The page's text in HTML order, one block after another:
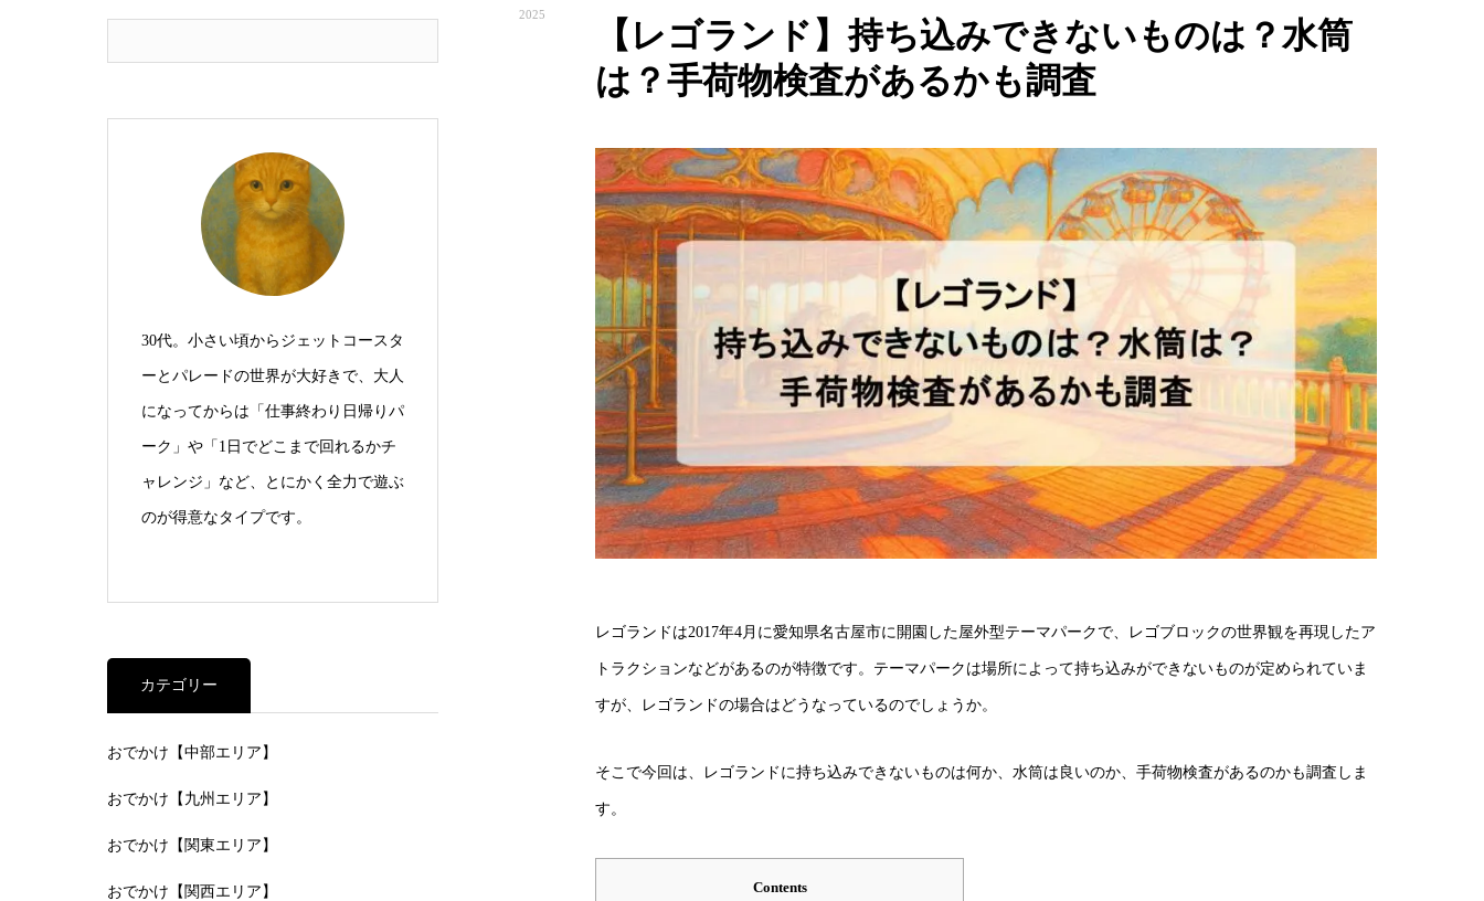
2025
【レゴランド】持ち込みできないものは？水筒
は？手荷物検査があるかも調査
レゴランドは2017年4月に愛知県名古屋市に開園した屋外型テーマパークで、レゴブロックの世界観を再現したア
トラクションなどがあるのが特徴です。テーマパークは場所によって持ち込みができないものが定められていま
すが、レゴランドの場合はどうなっているのでしょうか。
そこで今回は、レゴランドに持ち込みできないものは何か、水筒は良いのか、手荷物検査があるのかも調査しま
す。
Contents
30代。小さい頃からジェットコースタ
ーとパレードの世界が大好きで、大人
になってからは「仕事終わり日帰りパ
ーク」や「1日でどこまで回れるかチ
ャレンジ」など、とにかく全力で遊ぶ
のが得意なタイプです。
カテゴリー
おでかけ【中部エリア】
おでかけ【九州エリア】
おでかけ【関東エリア】
おでかけ【関西エリア】